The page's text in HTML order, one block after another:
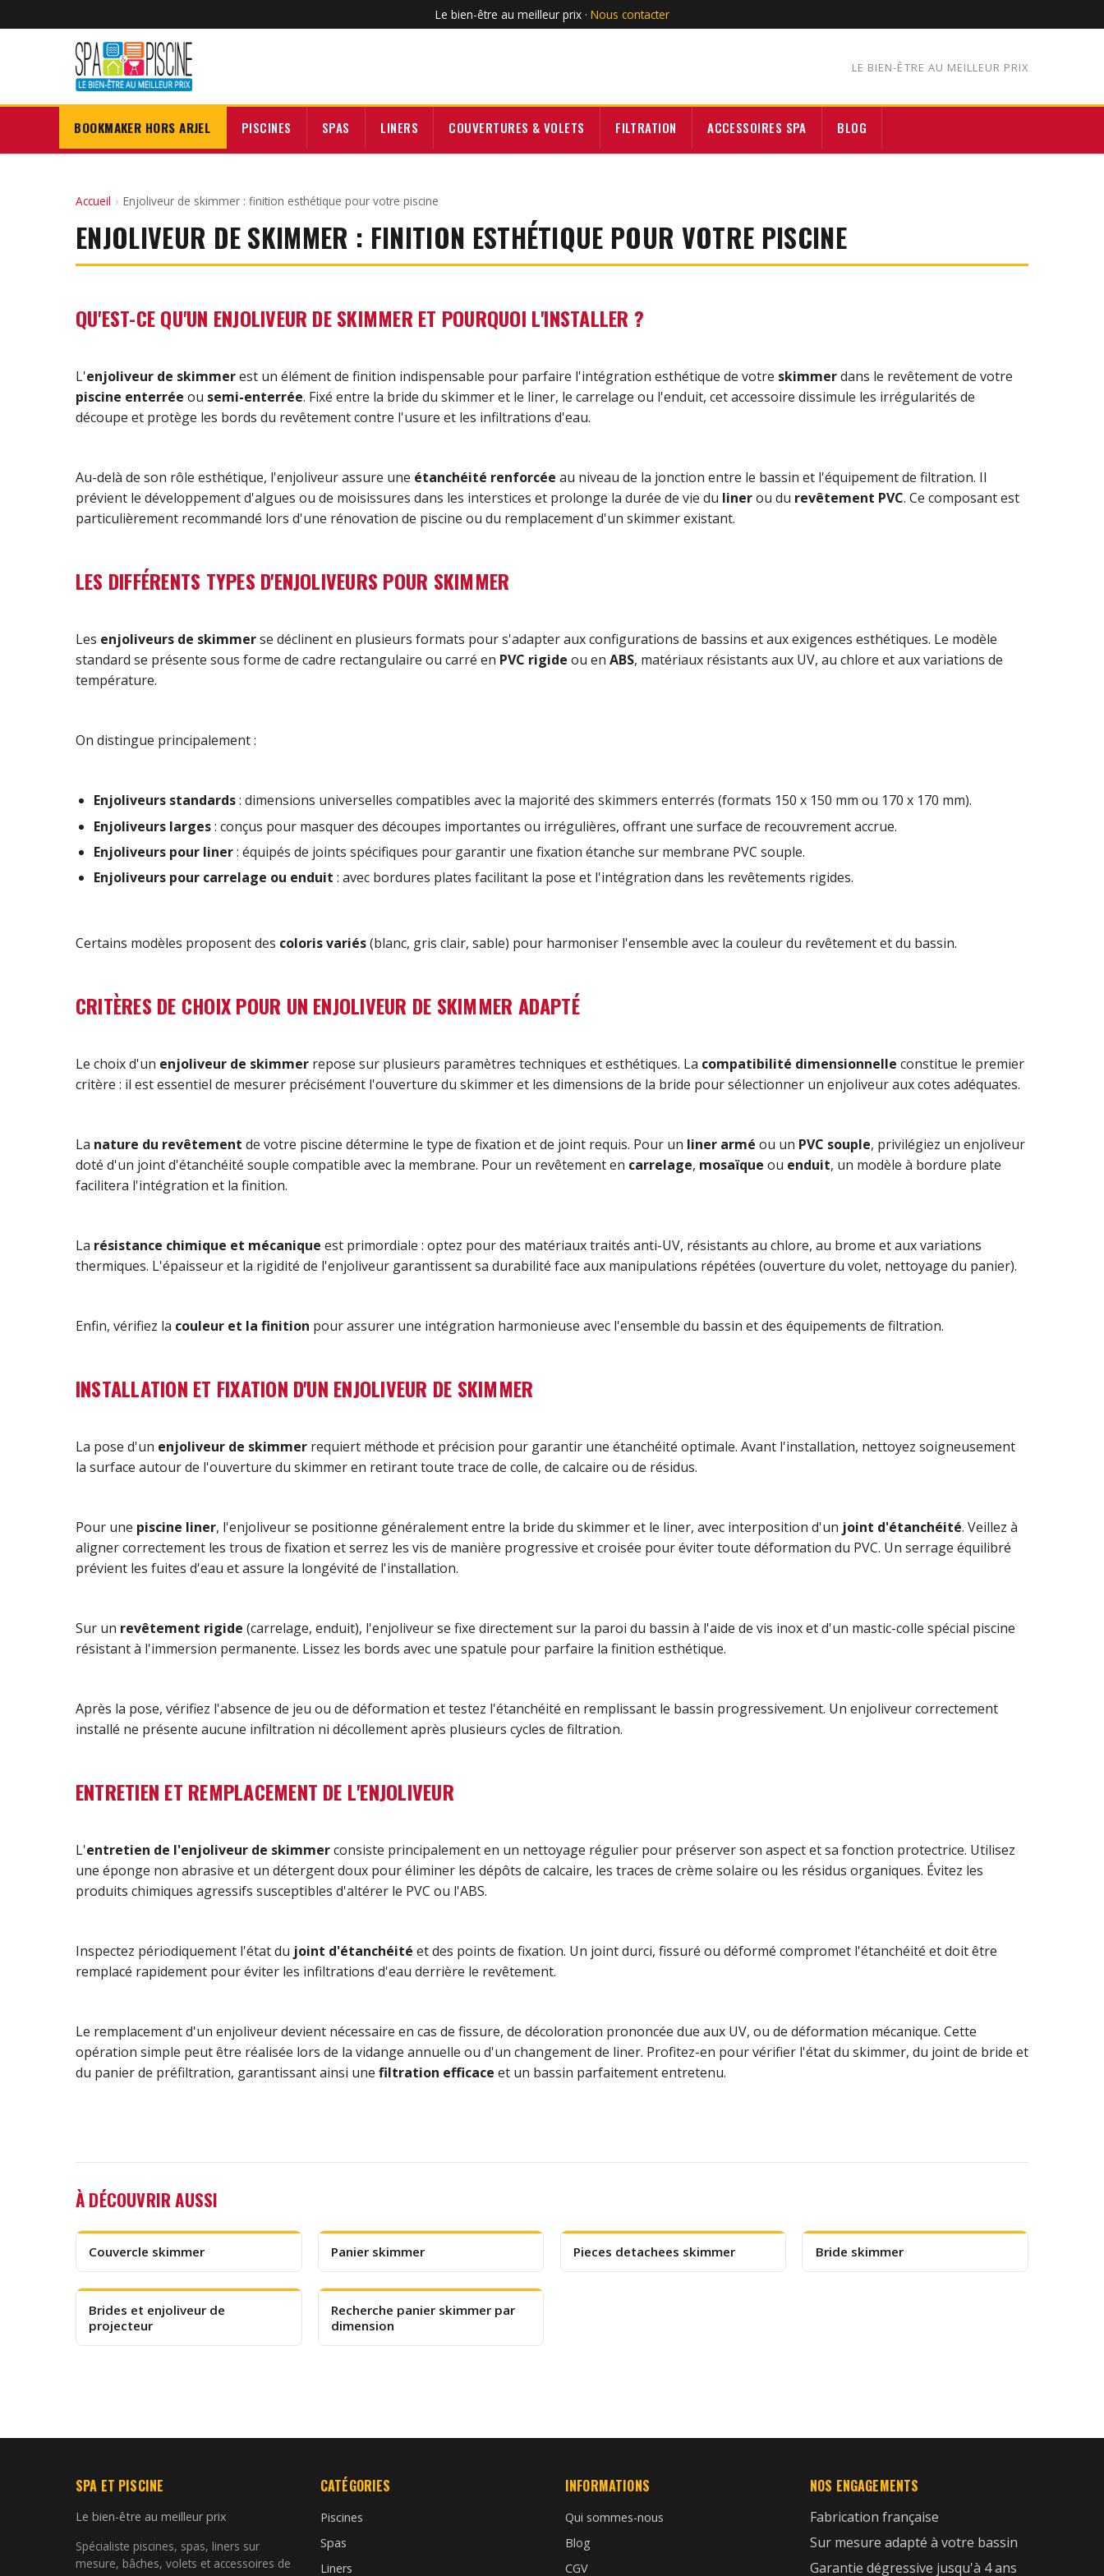
Le bien-être au meilleur prix · Nous contacter
LE BIEN-ÊTRE AU MEILLEUR PRIX
BOOKMAKER HORS ARJEL PISCINES SPAS LINERS COUVERTURES & VOLETS FILTRATION ACCESSOIRES SPA BLOG
Accueil › Enjoliveur de skimmer : finition esthétique pour votre piscine
ENJOLIVEUR DE SKIMMER : FINITION ESTHÉTIQUE POUR VOTRE PISCINE
QU'EST-CE QU'UN ENJOLIVEUR DE SKIMMER ET POURQUOI L'INSTALLER ?
L'enjoliveur de skimmerest un élément de finition indispensable pour parfaire l'intégration esthétique de votre skimmerdans le revêtement de votre
piscine enterrée ou semi-enterrée. Fixé entre la bride du skimmer et le liner, le carrelage ou l'enduit, cet accessoire dissimule les irrégularités de
découpe et protège les bords du revêtement contre l'usure et les infiltrations d'eau.
Au-delà de son rôle esthétique, l'enjoliveur assure une étanchéité renforcée au niveau de la jonction entre le bassin et l'équipement de filtration. Il
prévient le développement d'algues ou de moisissures dans les interstices et prolonge la durée de vie du linerou du revêtement PVC. Ce composant est
particulièrement recommandé lors d'une rénovation de piscine ou du remplacement d'un skimmer existant.
LES DIFFÉRENTS TYPES D'ENJOLIVEURS POUR SKIMMER
Les enjoliveurs de skimmerse déclinent en plusieurs formats pour s'adapter aux configurations de bassins et aux exigences esthétiques. Le modèle
standard se présente sous forme de cadre rectangulaire ou carré en PVC rigide ou en ABS, matériaux résistants aux UV, au chlore et aux variations de
température.
On distingue principalement :
Enjoliveurs standards: dimensions universelles compatibles avec la majorité des skimmers enterrés (formats 150 x 150 mm ou 170 x 170 mm).
Enjoliveurs larges: conçus pour masquer des découpes importantes ou irrégulières, offrant une surface de recouvrement accrue.
Enjoliveurs pour liner: équipés de joints spécifiques pour garantir une fixation étanche sur membrane PVC souple.
Enjoliveurs pour carrelage ou enduit : avec bordures plates facilitant la pose et l'intégration dans les revêtements rigides.
Certains modèles proposent des coloris variés(blanc, gris clair, sable) pour harmoniser l'ensemble avec la couleur du revêtement et du bassin.
CRITÈRES DE CHOIX POUR UN ENJOLIVEUR DE SKIMMER ADAPTÉ
Le choix d'un enjoliveur de skimmer repose sur plusieurs paramètres techniques et esthétiques. La compatibilité dimensionnelle constitue le premier
critère : il est essentiel de mesurer précisément l'ouverture du skimmer et les dimensions de la bride pour sélectionner un enjoliveur aux cotes adéquates.
La nature du revêtement de votre piscine détermine le type de fixation et de joint requis. Pour un liner armé ou un PVC souple, privilégiez un enjoliveur
doté d'un joint d'étanchéité souple compatible avec la membrane. Pour un revêtement en carrelage, mosaïque ou enduit, un modèle à bordure plate
facilitera l'intégration et la finition.
La résistance chimique et mécanique est primordiale : optez pour des matériaux traités anti-UV, résistants au chlore, au brome et aux variations
thermiques. L'épaisseur et la rigidité de l'enjoliveur garantissent sa durabilité face aux manipulations répétées (ouverture du volet, nettoyage du panier).
Enfin, vérifiez la couleur et la finition pour assurer une intégration harmonieuse avec l'ensemble du bassin et des équipements de filtration.
INSTALLATION ET FIXATION D'UN ENJOLIVEUR DE SKIMMER
La pose d'un enjoliveur de skimmer requiert méthode et précision pour garantir une étanchéité optimale. Avant l'installation, nettoyez soigneusement
la surface autour de l'ouverture du skimmer en retirant toute trace de colle, de calcaire ou de résidus.
Pour une piscine liner, l'enjoliveur se positionne généralement entre la bride du skimmer et le liner, avec interposition d'un joint d'étanchéité. Veillez à
aligner correctement les trous de fixation et serrez les vis de manière progressive et croisée pour éviter toute déformation du PVC. Un serrage équilibré
prévient les fuites d'eau et assure la longévité de l'installation.
Sur un revêtement rigide (carrelage, enduit), l'enjoliveur se fixe directement sur la paroi du bassin à l'aide de vis inox et d'un mastic-colle spécial piscine
résistant à l'immersion permanente. Lissez les bords avec une spatule pour parfaire la finition esthétique.
Après la pose, vérifiez l'absence de jeu ou de déformation et testez l'étanchéité en remplissant le bassin progressivement. Un enjoliveur correctement
installé ne présente aucune infiltration ni décollement après plusieurs cycles de filtration.
ENTRETIEN ET REMPLACEMENT DE L'ENJOLIVEUR
L'entretien de l'enjoliveur de skimmerconsiste principalement en un nettoyage régulier pour préserver son aspect et sa fonction protectrice. Utilisez
une éponge non abrasive et un détergent doux pour éliminer les dépôts de calcaire, les traces de crème solaire ou les résidus organiques. Évitez les
produits chimiques agressifs susceptibles d'altérer le PVC ou l'ABS.
Inspectez périodiquement l'état du joint d'étanchéité et des points de fixation. Un joint durci, fissuré ou déformé compromet l'étanchéité et doit être
remplacé rapidement pour éviter les infiltrations d'eau derrière le revêtement.
Le remplacement d'un enjoliveur devient nécessaire en cas de fissure, de décoloration prononcée due aux UV, ou de déformation mécanique. Cette
opération simple peut être réalisée lors de la vidange annuelle ou d'un changement de liner. Profitez-en pour vérifier l'état du skimmer, du joint de bride et
du panier de préfiltration, garantissant ainsi une filtration efficace et un bassin parfaitement entretenu.
À DÉCOUVRIR AUSSI
Couvercle skimmer Panier skimmer Pieces detachees skimmer Bride skimmer
Brides et enjoliveur de
projecteur
Recherche panier skimmer par
dimension
SPA ET PISCINE
Le bien-être au meilleur prix
Spécialiste piscines, spas, liners sur
mesure, bâches, volets et accessoires de
CATÉGORIES
Piscines
Spas
Liners
INFORMATIONS
Qui sommes-nous
Blog
CGV
NOS ENGAGEMENTS
Fabrication française
Sur mesure adapté à votre bassin
Garantie dégressive jusqu'à 4 ans